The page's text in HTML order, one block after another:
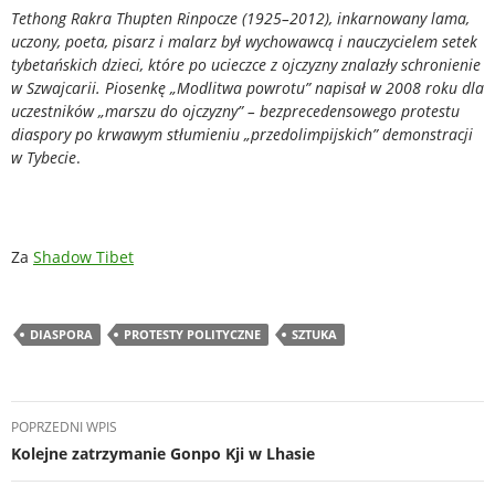
Tethong Rakra Thupten Rinpocze (1925–2012), inkarnowany lama,
uczony, poeta, pisarz i malarz był wychowawcą i nauczycielem setek
tybetańskich dzieci, które po ucieczce z ojczyzny znalazły schronienie
w Szwajcarii. Piosenkę „Modlitwa powrotu” napisał w 2008 roku dla
uczestników „marszu do ojczyzny” – bezprecedensowego protestu
diaspory po krwawym stłumieniu „przedolimpijskich” demonstracji
w Tybecie.
Za Shadow Tibet
DIASPORA PROTESTY POLITYCZNE SZTUKA
Nawigacja
wpisu
POPRZEDNI WPIS
Kolejne zatrzymanie Gonpo Kji w Lhasie